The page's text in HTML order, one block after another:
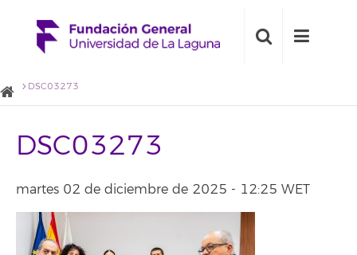
DSC03273
DSC03273
martes 02 de diciembre de 2025 - 12:25 WET